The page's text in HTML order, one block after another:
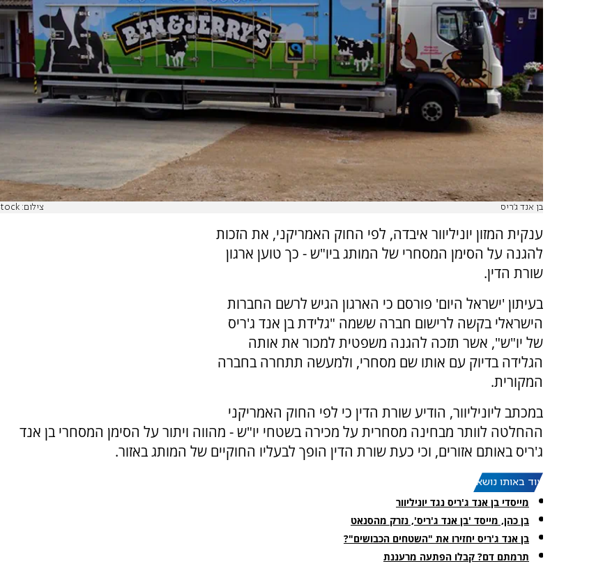
בן אנד ג'ריס צילום: iStock
ענקית המזון יוניליוור איבדה, לפי החוק האמריקני, את הזכות
להגנה על הסימן המסחרי של המותג ביו"ש - כך טוען ארגון
שורת הדין.
בעיתון 'ישראל היום' פורסם כי הארגון הגיש לרשם החברות
הישראלי בקשה לרישום חברה ששמה "גלידת בן אנד ג'ריס
של יו"ש", אשר תזכה להגנה משפטית למכור את אותה
הגלידה בדיוק עם אותו שם מסחרי, ולמעשה תתחרה בחברה
המקורית.
במכתב ליוניליוור, הודיע שורת הדין כי לפי החוק האמריקני
ההחלטה לוותר מבחינה מסחרית על מכירה בשטחי יו"ש - מהווה ויתור על הסימן המסחרי בן אנד
ג'ריס באותם אזורים, וכי כעת שורת הדין הופך לבעליו החוקיים של המותג באזור.
עוד באותו נושא:
מייסדי בן אנד ג'ריס נגד יוניליוור
בן כהן, מייסד 'בן אנד ג'ריס', נזרק מהסנאט
בן אנד ג'ריס יחזירו את "השטחים הכבושים"?
תרמתם דם? קבלו הפתעה מרעננת